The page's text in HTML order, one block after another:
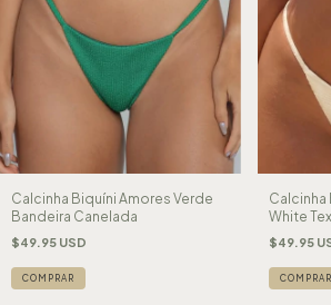
Calcinha Biquíni Amores Verde
Bandeira Canelada
$49.95 USD
COMPRAR
Calcinha
White
$49.95
COMPRAR